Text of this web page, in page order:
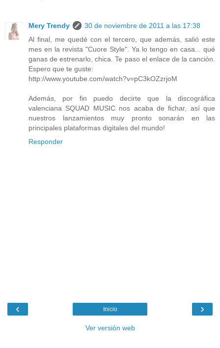
Mery Trendy
30 de noviembre de 2011 a las 17:38
Al final, me quedé con el tercero, que además, salió este
mes en la revista "Cuore Style". Ya lo tengo en casa... qué
ganas de estrenarlo, chica. Te paso el enlace de la canción.
Espero que te guste:
http://www.youtube.com/watch?v=pC3kOZzrjoM
Además, por fin puedo decirte que la discográfica
valenciana SQUAD MUSIC nos acaba de fichar, así que
nuestros lanzamientos muy pronto sonarán en las
principales plataformas digitales del mundo!
Responder
‹ ›
Inicio
Ver versión web